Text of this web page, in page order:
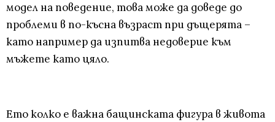
модел на поведение, това може да доведе до
проблеми в по-късна възраст при дъщерята –
като например да изпитва недоверие към
мъжете като цяло.
Ето колко е важна бащинската фигура в живота